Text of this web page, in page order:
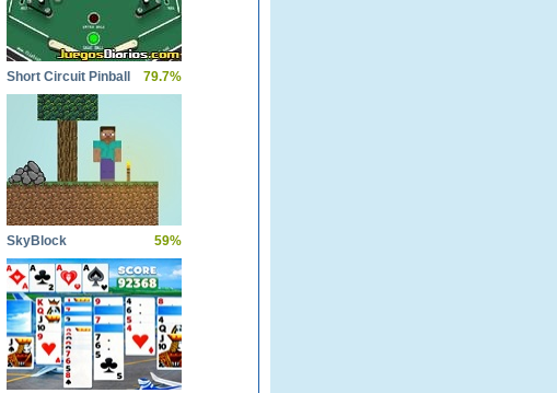
Short Circuit Pinball 79.7%
SkyBlock 59%